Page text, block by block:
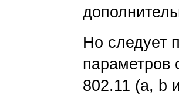
Но следует
параметров
802.11 (a, b